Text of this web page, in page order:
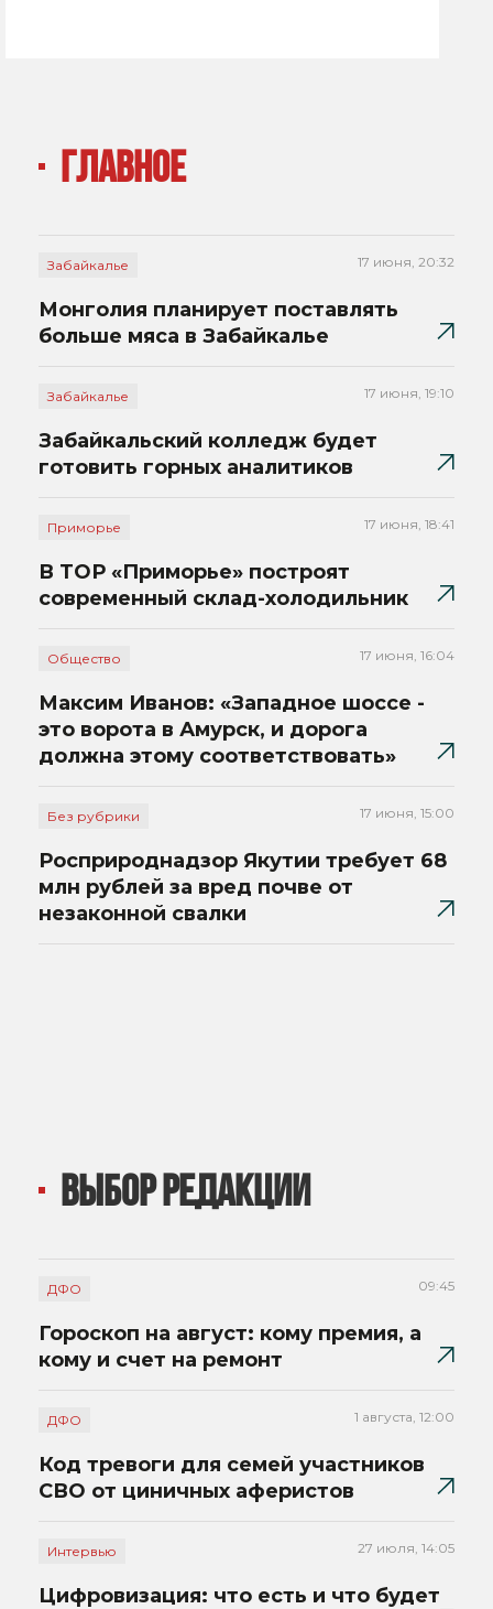
ГЛАВНОЕ
Забайкалье 17 июня, 20:32
Монголия планирует поставлять
больше мяса в Забайкалье
Забайкалье 17 июня, 19:10
Забайкальский колледж будет
готовить горных аналитиков
Приморье 17 июня, 18:41
В ТОР «Приморье» построят
современный склад-холодильник
Общество 17 июня, 16:04
Максим Иванов: «Западное шоссе -
это ворота в Амурск, и дорога
должна этому соответствовать»
Без рубрики 17 июня, 15:00
Росприроднадзор Якутии требует 68
млн рублей за вред почве от
незаконной свалки
ВЫБОР РЕДАКЦИИ
ДФО 09:45
Гороскоп на август: кому премия, а
кому и счет на ремонт
ДФО 1 августа, 12:00
Код тревоги для семей участников
СВО от циничных аферистов
Интервью 27 июля, 14:05
Цифровизация: что есть и что будет